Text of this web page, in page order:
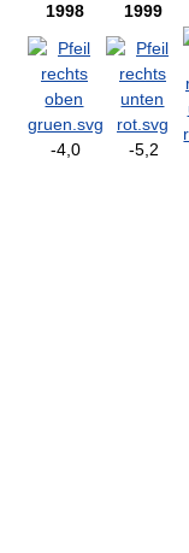
1998
1999
-4,0 -5,2